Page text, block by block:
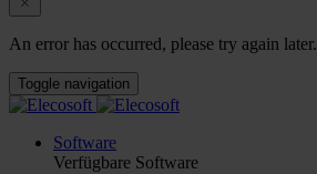
Skellefteå
Mon - Fri 8:00am until 5.30pm
+46 (0) 10-130 87 00
Egon-Eiermann-Allee 8 76187 Karlsruhe Baden-
Württemberg Deutschland
An error has occurred, please try again later.
Toggle navigation
Software
Verfügbare Software